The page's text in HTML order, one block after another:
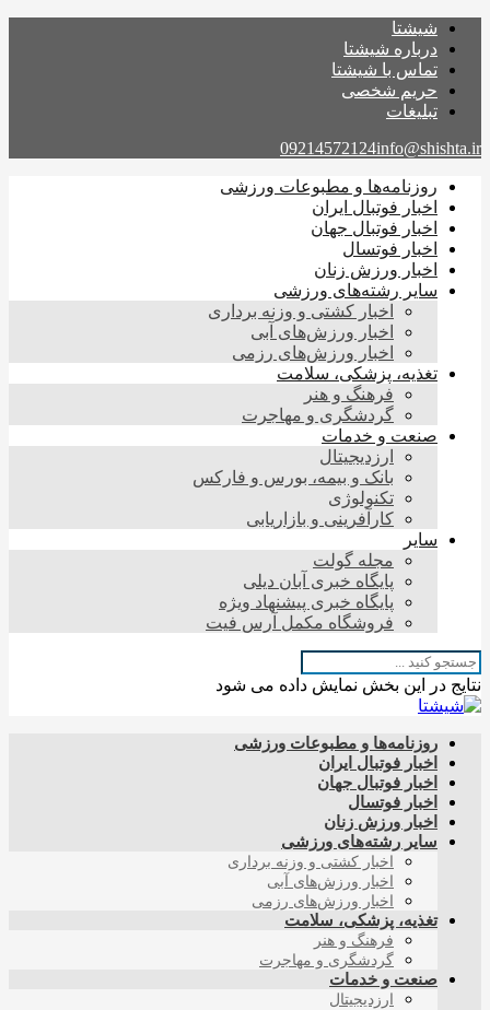
شیشتا
درباره شیشتا
تماس با شیشتا
حریم شخصی
تبلیغات
09214572124info@shishta.ir
روزنامه‌ها و مطبوعات ورزشی
اخبار فوتبال ایران
اخبار فوتبال جهان
اخبار فوتسال
اخبار ورزش زنان
سایر رشته‌های ورزشی
اخبار کشتی و وزنه برداری
اخبار ورزش‌های آبی
اخبار ورزش‌های رزمی
تغذیه، پزشکی، سلامت
فرهنگ و هنر
گردشگری و مهاجرت
صنعت و خدمات
ارزدیجیتال
بانک و بیمه، بورس و فارکس
تکنولوژی
کارآفرینی و بازاریابی
سایر
مجله گولت
پایگاه خبری آبان دیلی
پایگاه خبری پیشنهاد ویژه
فروشگاه مکمل آرس فیت
نتایج در این بخش نمایش داده می شود
روزنامه‌ها و مطبوعات ورزشی
اخبار فوتبال ایران
اخبار فوتبال جهان
اخبار فوتسال
اخبار ورزش زنان
سایر رشته‌های ورزشی
اخبار کشتی و وزنه برداری
اخبار ورزش‌های آبی
اخبار ورزش‌های رزمی
تغذیه، پزشکی، سلامت
فرهنگ و هنر
گردشگری و مهاجرت
صنعت و خدمات
ارزدیجیتال